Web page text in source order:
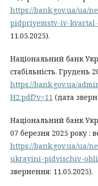
https://bank.gov.ua/ua/
pidpriyemstv-iv-
11.05.2025).
Національний банк
стабільність. Грудень
https://bank.gov.ua/
H2.pdf?v=11 (дата
Національний банк
07 березня 2025 року :
https://bank.gov.ua/ua/
ukrayini-pidvischiv-
звернення: 11.05.2025).